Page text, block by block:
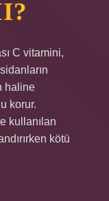
C vitamini,
haline
korur.
kullanılan
kötü